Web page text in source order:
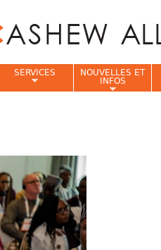
SERVICES
NOUVELLES ET
INFOS